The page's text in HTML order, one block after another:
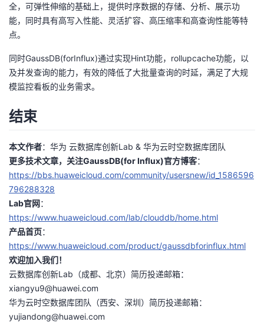
全，可弹性伸缩的基础上，提供时序数据的存储、分析、展示功
能，同时具有高写入性能、灵活扩容、高压缩率和高查询性能等特
点。
同时GaussDB(forInflux)通过实现Hint功能，rollupcache功能，以
及并发查询的能力，有效的降低了大批量查询的时延，满足了大规
模监控看板的业务需求。
结束
本文作者：华为 云数据库创新Lab & 华为云时空数据库团队
更多技术文章，关注GaussDB(for Influx)官方博客：
https://bbs.huaweicloud.com/community/usersnew/id_1586596
796288328
Lab官网：
https://www.huaweicloud.com/lab/clouddb/home.html
产品首页：
https://www.huaweicloud.com/product/gaussdbforinflux.html
欢迎加入我们！
云数据库创新Lab（成都、北京）简历投递邮箱：
xiangyu9@huawei.com
华为云时空数据库团队（西安、深圳）简历投递邮箱：
yujiandong@huawei.com